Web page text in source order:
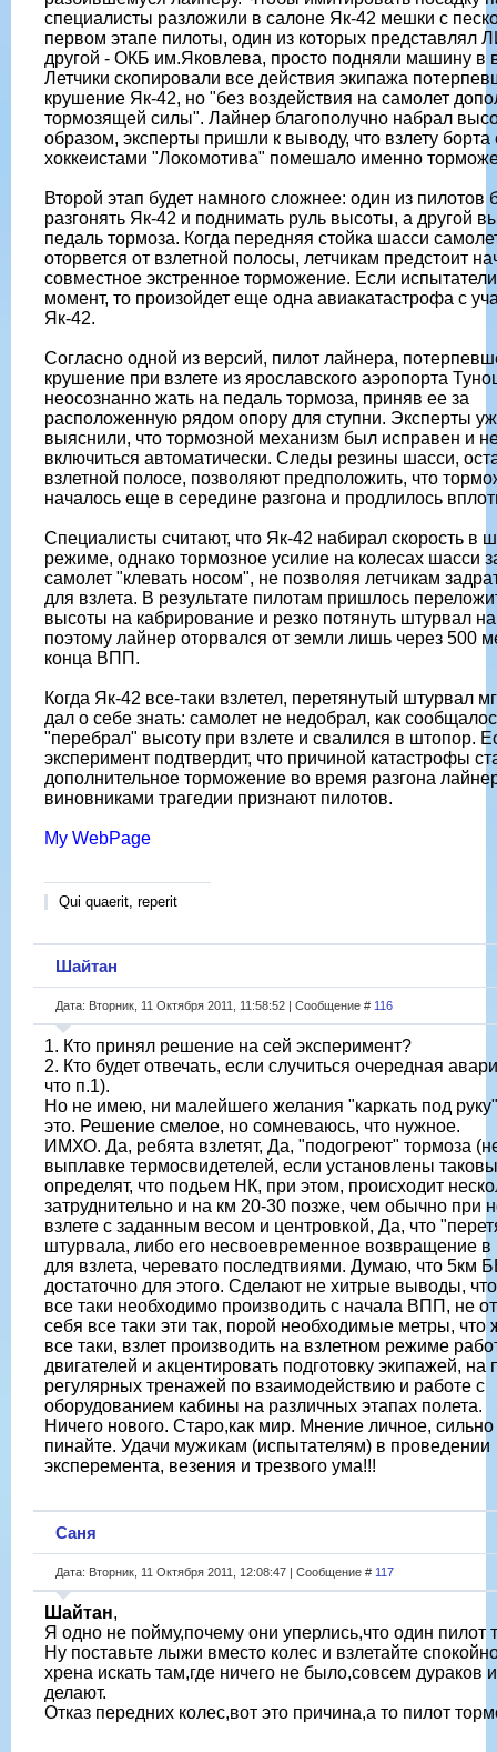
специалисты разложили в салоне Як-42 мешки с
первом этапе пилоты, один из которых представлял
другой - ОКБ им.Яковлева, просто подняли машину в
Летчики скопировали все действия экипажа
крушение Як-42, но "без воздействия на самолет
тормозящей силы". Лайнер благополучно набрал
образом, эксперты пришли к выводу, что взлету борта
хоккеистами "Локомотива" помешало именно
Второй этап будет намного сложнее: один из пилотов
разгонять Як-42 и поднимать руль высоты, а другой
педаль тормоза. Когда передняя стойка шасси
оторвется от взлетной полосы, летчикам предстоит
совместное экстренное торможение. Если испытатели
момент, то произойдет еще одна авиакатастрофа с
Як-42.
Согласно одной из версий, пилот лайнера,
крушение при взлете из ярославского аэропорта
неосознанно жать на педаль тормоза, приняв ее за
расположенную рядом опору для ступни. Эксперты
выяснили, что тормозной механизм был исправен и
включиться автоматически. Следы резины шасси,
взлетной полосе, позволяют предположить, что
началось еще в середине разгона и продлилось
Специалисты считают, что Як-42 набирал скорость в
режиме, однако тормозное усилие на колесах шасси
самолет "клевать носом", не позволяя летчикам
для взлета. В результате пилотам пришлось
высоты на кабрирование и резко потянуть штурвал
поэтому лайнер оторвался от земли лишь через 500
конца ВПП.
Когда Як-42 все-таки взлетел, перетянутый штурвал
дал о себе знать: самолет не недобрал, как
"перебрал" высоту при взлете и свалился в штопор.
эксперимент подтвердит, что причиной катастрофы
дополнительное торможение во время разгона
виновниками трагедии признают пилотов.
My WebPage
Qui quaerit, reperit
Шайтан
Дата: Вторник, 11 Октября 2011, 11:58:52 | Сообщение # 116
1. Кто принял решение на сей эксперимент?
2. Кто будет отвечать, если случиться очередная
что п.1).
Но не имею, ни малейшего желания "каркать под
это. Решение смелое, но сомневаюсь, что нужное.
ИМХО. Да, ребята взлетят, Да, "подогреют" тормоза
выплавке термосвидетелей, если установлены
определят, что подьем НК, при этом, происходит
затруднительно и на км 20-30 позже, чем обычно при
взлете с заданным весом и центровкой, Да, что
штурвала, либо его несвоевременное возвращение
для взлета, черевато последтвиями. Думаю, что 5км
достаточно для этого. Сделают не хитрые выводы,
все таки необходимо производить с начала ВПП, не
себя все таки эти так, порой необходимые метры, что
все таки, взлет производить на взлетном режиме
двигателей и акцентировать подготовку экипажей, на
регулярных тренажей по взаимодействию и работе с
оборудованием кабины на различных этапах полета.
Ничего нового. Старо,как мир. Мнение личное,
пинайте. Удачи мужикам (испытателям) в проведении
эксперемента, везения и трезвого ума!!!
Саня
Дата: Вторник, 11 Октября 2011, 12:08:47 | Сообщение # 117
Шайтан,
Я одно не пойму,почему они уперлись,что один пилот
Ну поставьте лыжи вместо колес и взлетайте
хрена искать там,где ничего не было,совсем дураков
делают.
Отказ передних колес,вот это причина,а то пилот